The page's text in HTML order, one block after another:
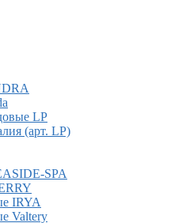
LP
(арт. LP)
SPA
IRYA
Valtery